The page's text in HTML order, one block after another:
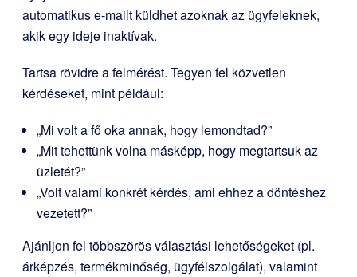
automatikus e-mailt küldhet azoknak az ügyfeleknek,
akik egy ideje inaktívak.
Tartsa rövidre a felmérést. Tegyen fel közvetlen
kérdéseket, mint például:
„Mi volt a fő oka annak, hogy lemondtad?”
„Mit tehettünk volna másképp, hogy megtartsuk az
üzletét?”
„Volt valami konkrét kérdés, ami ehhez a döntéshez
vezetett?”
Ajánljon fel többszörös választási lehetőségeket (pl.
árképzés, termékminőség, ügyfélszolgálat), valamint